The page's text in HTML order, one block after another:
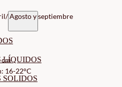
LÍQUIDOS
SOLIDOS
Agosto y septiembre
cm
16-22°C